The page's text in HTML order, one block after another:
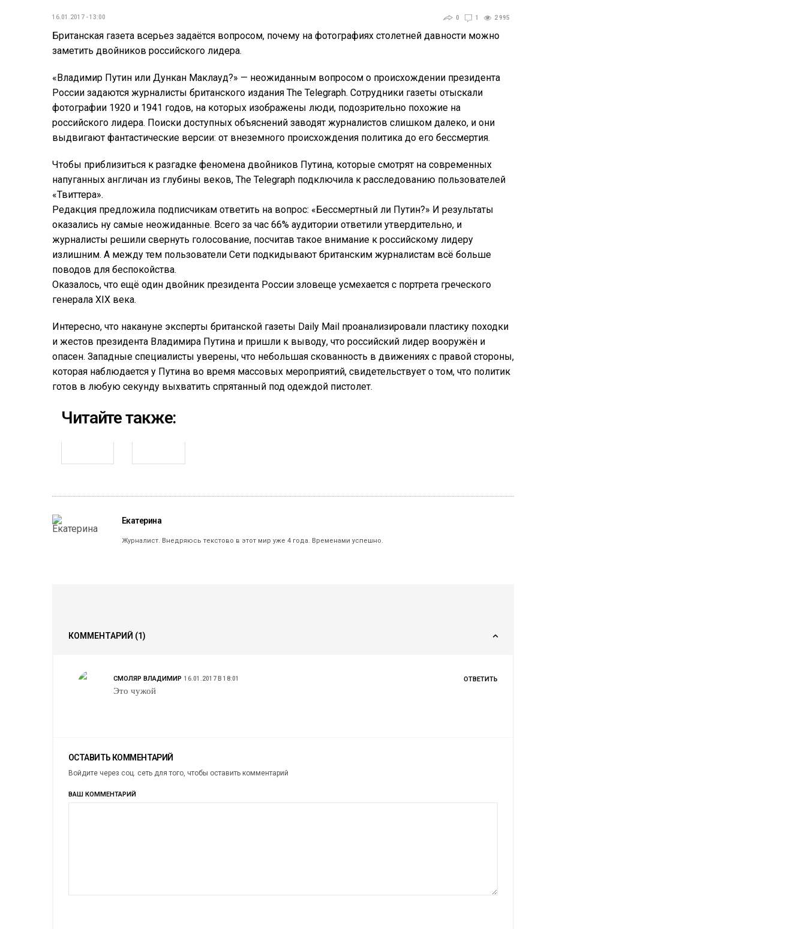
16.01.2017 - 13:00 0 1 2 995
Британская газета всерьез задаётся вопросом, почему на фотографиях столетней давности можно
заметить двойников российского лидера.
«Владимир Путин или Дункан Маклауд?» — неожиданным вопросом о происхождении президента
России задаются журналисты британского издания The Telegraph. Сотрудники газеты отыскали
фотографии 1920 и 1941 годов, на которых изображены люди, подозрительно похожие на
российского лидера. Поиски доступных объяснений заводят журналистов слишком далеко, и они
выдвигают фантастические версии: от внеземного происхождения политика до его бессмертия.
Чтобы приблизиться к разгадке феномена двойников Путина, которые смотрят на современных
напуганных англичан из глубины веков, The Telegraph подключила к расследованию пользователей
«Твиттера».
Редакция предложила подписчикам ответить на вопрос: «Бессмертный ли Путин?» И результаты
оказались ну самые неожиданные. Всего за час 66% аудитории ответили утвердительно, и
журналисты решили свернуть голосование, посчитав такое внимание к российскому лидеру
излишним. А между тем пользователи Сети подкидывают британским журналистам всё больше
поводов для беспокойства.
Оказалось, что ещё один двойник президента России зловеще усмехается с портрета греческого
генерала XIX века.
Интересно, что накануне эксперты британской газеты Daily Mail проанализировали пластику походки
и жестов президента Владимира Путина и пришли к выводу, что российский лидер вооружён и
опасен. Западные специалисты уверены, что небольшая скованность в движениях с правой стороны,
которая наблюдается у Путина во время массовых мероприятий, свидетельствует о том, что политик
готов в любую секунду выхватить спрятанный под одеждой пистолет.
Читайте также:
Екатерина
Журналист. Внедряюсь текстово в этот мир уже 4 года. Временами успешно.
КОММЕНТАРИЙ (1)
СМОЛЯР ВЛАДИМИР 16.01.2017 В 18:01
Это чужой
ОТВЕТИТЬ
ОСТАВИТЬ КОММЕНТАРИЙ
Войдите через соц. сеть для того, чтобы оставить комментарий
ВАШ КОММЕНТАРИЙ